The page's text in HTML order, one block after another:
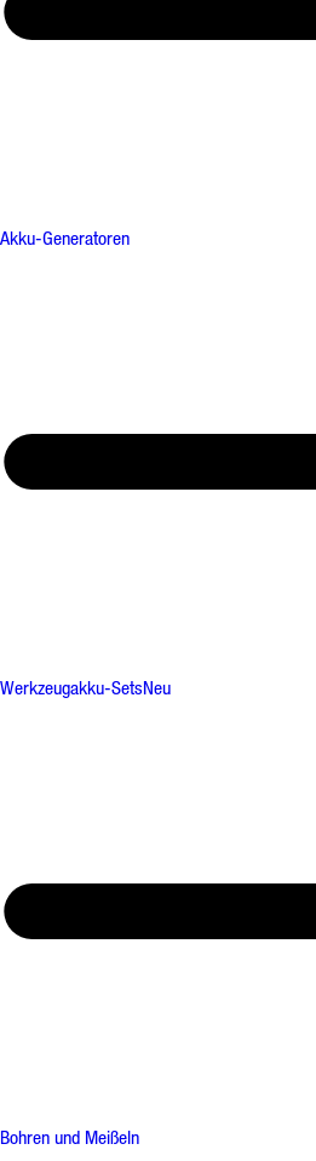
Akku-Generatoren
Werkzeugakku-SetsNeu
Bohren und Meißeln